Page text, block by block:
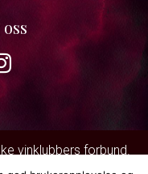
vinklubbers forbund.